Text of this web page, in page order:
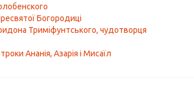
Богородиці
Триміфунтського, чудотворця
Ананія, Азарія і Мисаїл